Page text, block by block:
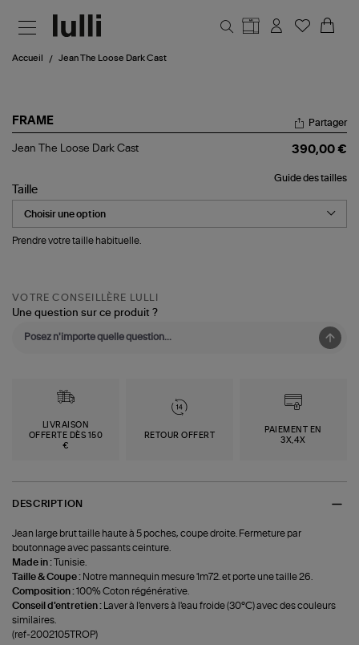
Accueil Jean The Loose Dark Cast
FRAME
Jean
Dark
Cast
Partager
Jean The Loose Dark Cast 390,00 €
Guide des tailles
Taille
Prendre votre taille habituelle.
VOTRE CONSEILLÈRE LULLI
Une question sur ce produit ?
LIVRAISON
OFFERTE DÈS 150
€
RETOUR OFFERT
PAIEMENT EN
3X,4X
DESCRIPTION
Jean large brut taille haute à 5 poches, coupe droite. Fermeture par
boutonnage avec passants ceinture.
Made in :Tunisie.
Taille & Coupe : Notre mannequin mesure 1m72. et porte une taille 26.
Composition :100% Coton régénérative.
Conseil d'entretien :
Laver à l'envers à l'eau froide (30°C) avec des couleurs
similaires.
(ref-2002105TROP)